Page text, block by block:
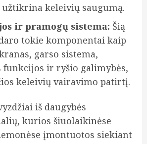
keleivių saugumą.
ir pramogų sistema: Šią
tokie komponentai kaip
garso sistema,
funkcijos ir ryšio galimybės,
keleivių vairavimo patirtį.
iš daugybės
kurios šiuolaikinėse
įmontuotos siekiant